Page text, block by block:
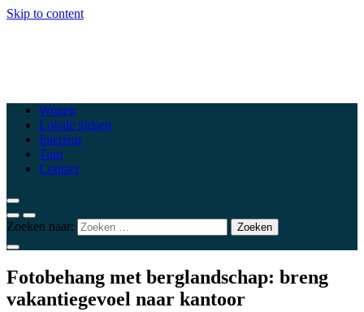
Skip to content
Wonen
Lokale gidsen
Interieur
Tuin
Contact
Zoeken naar:
Fotobehang met berglandschap: breng
vakantiegevoel naar kantoor